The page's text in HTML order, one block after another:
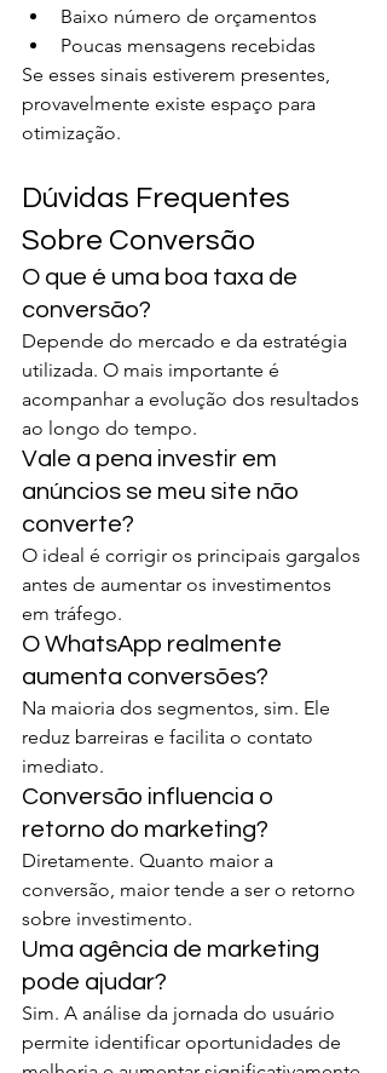
Baixo número de orçamentos
Poucas mensagens recebidas
Se esses sinais estiverem presentes,
provavelmente existe espaço para
otimização.
Dúvidas Frequentes
Sobre Conversão
O que é uma boa taxa de
conversão?
Depende do mercado e da estratégia
utilizada. O mais importante é
acompanhar a evolução dos resultados
ao longo do tempo.
Vale a pena investir em
anúncios se meu site não
converte?
O ideal é corrigir os principais gargalos
antes de aumentar os investimentos
em tráfego.
O WhatsApp realmente
aumenta conversões?
Na maioria dos segmentos, sim. Ele
reduz barreiras e facilita o contato
imediato.
Conversão influencia o
retorno do marketing?
Diretamente. Quanto maior a
conversão, maior tende a ser o retorno
sobre investimento.
Uma agência de marketing
pode ajudar?
Sim. A análise da jornada do usuário
permite identificar oportunidades de